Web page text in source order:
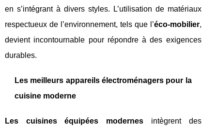
en s’intégrant à divers styles. L’utilisation de matériaux
respectueux de l’environnement, tels que l’éco-mobilier,
devient incontournable pour répondre à des exigences
durables.
Les meilleurs appareils électroménagers pour la
cuisine moderne
Les cuisines équipées modernes intègrent des